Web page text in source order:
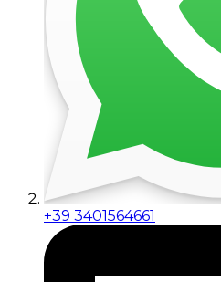
+39 3401564661